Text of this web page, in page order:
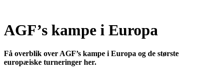
AGF’s kampe i Europa
Få overblik over AGF’s kampe i Europa og de største
europæiske turneringer her.